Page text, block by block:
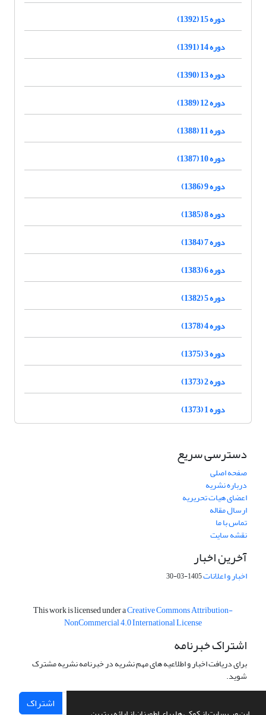
دوره 15 (1392)
دوره 14 (1391)
دوره 13 (1390)
دوره 12 (1389)
دوره 11 (1388)
دوره 10 (1387)
دوره 9 (1386)
دوره 8 (1385)
دوره 7 (1384)
دوره 6 (1383)
دوره 5 (1382)
دوره 4 (1378)
دوره 3 (1375)
دوره 2 (1373)
دوره 1 (1373)
دسترسی سریع
صفحه اصلی
درباره نشریه
اعضای هیات تحریریه
ارسال مقاله
تماس با ما
نقشه سایت
آخرین اخبار
اخبار و اعلانات1405-03-30
This work is licensed under aCreative Commons Attribution-
NonCommercial 4.0 International License
اشتراک خبرنامه
برای دریافت اخبار و اطلاعیه های مهم نشریه در خبرنامه نشریه مشترک
شوید.
اشتراک